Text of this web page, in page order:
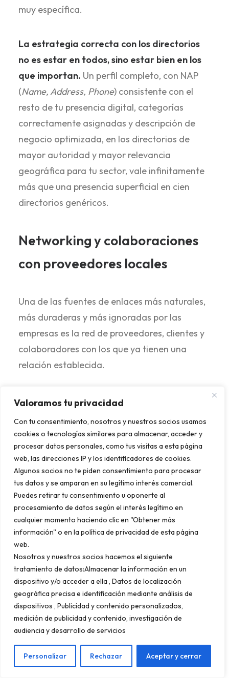
Valoramos tu privacidad
Con tu consentimiento, nosotros y nuestros socios usamos
cookies o tecnologías similares para almacenar, acceder y
procesar datos personales, como tus visitas a esta página
web, las direcciones IP y los identificadores de cookies.
Algunos socios no te piden consentimiento para procesar
tus datos y se amparan en su legítimo interés comercial.
Puedes retirar tu consentimiento u oponerte al
procesamiento de datos según el interés legítimo en
cualquier momento haciendo clic en ''Obtener más
información'' o en la política de privacidad de esta página
web.
Nosotros y nuestros socios hacemos el siguiente
tratamiento de datos:Almacenar la información en un
dispositivo y/o acceder a ella , Datos de localización
geográfica precisa e identificación mediante análisis de
dispositivos , Publicidad y contenido personalizados,
medición de publicidad y contenido, investigación de
audiencia y desarrollo de servicios
Personalizar Rechazar Aceptar y cerrar
muy específica.
La estrategia correcta con los directorios
no es estar en todos, sino estar bien en los
que importan. Un perfil completo, con NAP
(Name, Address, Phone) consistente con el
resto de tu presencia digital, categorías
correctamente asignadas y descripción de
negocio optimizada, en los directorios de
mayor autoridad y mayor relevancia
geográfica para tu sector, vale infinitamente
más que una presencia superficial en cien
directorios genéricos.
Networking y colaboraciones
con proveedores locales
Una de las fuentes de enlaces más naturales,
más duraderas y más ignoradas por las
empresas es la red de proveedores, clientes y
colaboradores con los que ya tienen una
relación establecida.
La técnica del testimonio
Almería. Funciona así: si utilizas los servicios
de otra empresa local (un proveedor de
software, una asesoría fiscal, una empresa de
mensajería, un catering para eventos
corporativos), puedes ofrecerte a redactar un
testimonio detallado y genuino sobre tu
experiencia. La mayoría de las empresas
tienen una sección de testimonios o casos de
éxito en su web, y muchas están encantadas
de incluir una valoración de un cliente real con
nombre, empresa y enlace a su web.
El resultado es un enlace contextual, en un
web con coherencia geográfica y temática